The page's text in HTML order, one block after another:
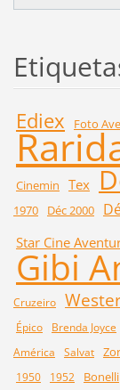
Ediex Foto
Cinemin Tex
1970
Déc 2000
Star Cine
Gibi
Cruzeiro
Épico
Brenda Joyce
América
Salvat
1950
1952 Bonelli